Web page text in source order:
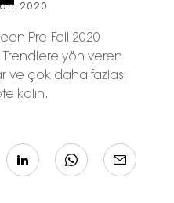
2020
Pre-Fall 2020
yön veren
ve çok daha fazlası
kalın.